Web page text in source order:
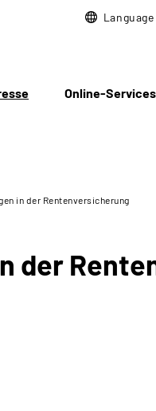
Language
Online-Services
in der Rentenversicherung
der